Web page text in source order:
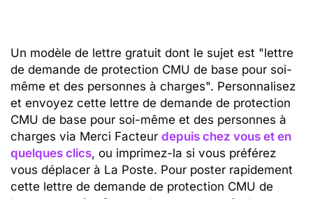
Un modèle de lettre gratuit dont le sujet est "lettre
de demande de protection CMU de base pour soi-
même et des personnes à charges". Personnalisez
et envoyez cette lettre de demande de protection
CMU de base pour soi-même et des personnes à
charges via Merci Facteur depuis chez vous et en
quelques clics, ou imprimez-la si vous préférez
vous déplacer à La Poste. Pour poster rapidement
cette lettre de demande de protection CMU de